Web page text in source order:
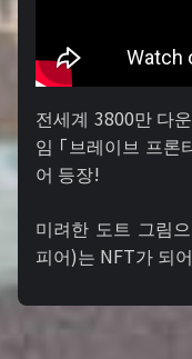
전세계 3800만 다
임 「브레이브 프론
어 등장!
미려한 도트 그림
피어)는 NFT가 되